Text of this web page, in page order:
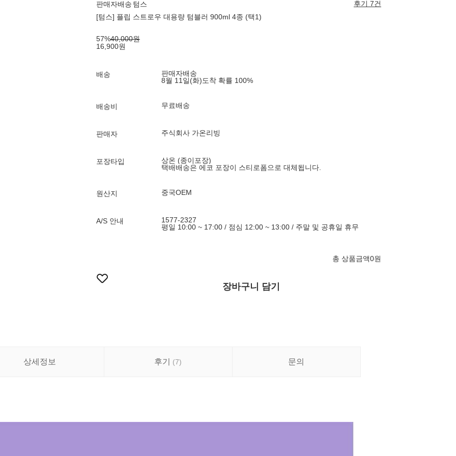
판매자배송 텀스
후기 7건
[텀스] 플립 스트로우 대용량 텀블러 900ml 4종 (택1)
57%40,000원
16,900원
배송
판매자배송
8월 11일(화)도착 확률 100%
배송비 무료배송
판매자 주식회사 가온리빙
포장타입
상온 (종이포장)
택배배송은 에코 포장이 스티로폼으로 대체됩니다.
원산지 중국OEM
A/S 안내
1577-2327
평일 10:00 ~ 17:00 / 점심 12:00 ~ 13:00 / 주말 및 공휴일 휴무
총 상품금액0원
장바구니 담기
상세정보 후기 (7) 문의